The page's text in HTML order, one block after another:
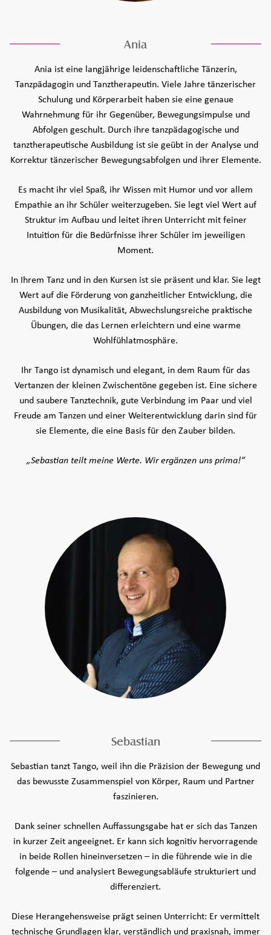
Ania
Ania ist eine langjährige leidenschaftliche Tänzerin,
Tanzpädagogin und Tanztherapeutin. Viele Jahre tänzerischer
Schulung und Körperarbeit haben sie eine genaue
Wahrnehmung für ihr Gegenüber, Bewegungsimpulse und
Abfolgen geschult. Durch ihre tanzpädagogische und
tanztherapeutische Ausbildung ist sie geübt in der Analyse und
Korrektur tänzerischer Bewegungsabfolgen und ihrer Elemente.
Es macht ihr viel Spaß, ihr Wissen mit Humor und vor allem
Empathie an ihr Schüler weiterzugeben. Sie legt viel Wert auf
Struktur im Aufbau und leitet ihren Unterricht mit feiner
Intuition für die Bedürfnisse ihrer Schüler im jeweiligen
Moment.
In Ihrem Tanz und in den Kursen ist sie präsent und klar. Sie legt
Wert auf die Förderung von ganzheitlicher Entwicklung, die
Ausbildung von Musikalität, Abwechslungsreiche praktische
Übungen, die das Lernen erleichtern und eine warme
Wohlfühlatmosphäre.
Ihr Tango ist dynamisch und elegant, in dem Raum für das
Vertanzen der kleinen Zwischentöne gegeben ist. Eine sichere
und saubere Tanztechnik, gute Verbindung im Paar und viel
Freude am Tanzen und einer Weiterentwicklung darin sind für
sie Elemente, die eine Basis für den Zauber bilden.
„Sebastian teilt meine Werte. Wir ergänzen uns prima!“
Sebastian
Sebastian tanzt Tango, weil ihn die Präzision der Bewegung und
das bewusste Zusammenspiel von Körper, Raum und Partner
faszinieren.
Dank seiner schnellen Auffassungsgabe hat er sich das Tanzen
in kurzer Zeit angeeignet. Er kann sich kognitiv hervorragende
in beide Rollen hineinversetzen – in die führende wie in die
folgende – und analysiert Bewegungsabläufe strukturiert und
differenziert.
Diese Herangehensweise prägt seinen Unterricht: Er vermittelt
technische Grundlagen klar, verständlich und praxisnah, immer